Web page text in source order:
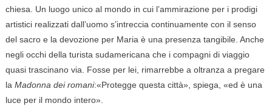
chiesa. Un luogo unico al mondo in cui l’ammirazione per i prodigi
artistici realizzati dall’uomo s’intreccia continuamente con il senso
del sacro e la devozione per Maria è una presenza tangibile. Anche
negli occhi della turista sudamericana che i compagni di viaggio
quasi trascinano via. Fosse per lei, rimarrebbe a oltranza a pregare
la Madonna dei romani:«Protegge questa città», spiega, «ed è una
luce per il mondo intero».